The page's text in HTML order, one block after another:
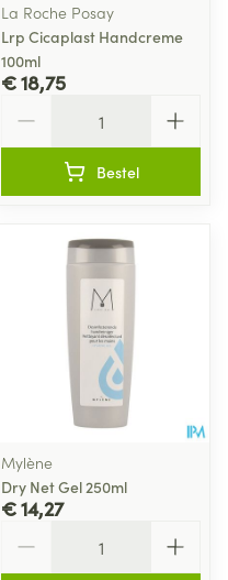
La Roche Posay
Lrp Cicaplast Handcreme
100ml
€ 18,75
Bestel
Mylène
Dry Net Gel 250ml
€ 14,27